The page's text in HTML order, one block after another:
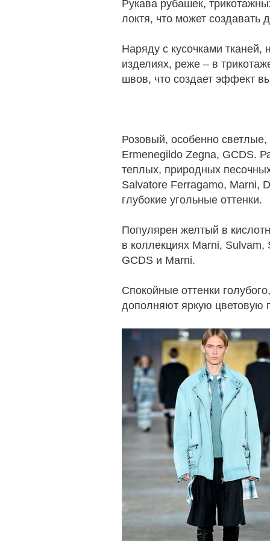
Рукава рубашек,
локтя, что может создавать
Наряду с кусочками
изделиях, реже – ​в
швов, что создает эффект
Розовый, особенно светлые,
Ermenegildo Zegna, GCDS.
теплых, природных
Salvatore Ferragamo, Marni,
глубокие угольные оттенки.
Популярен желтый в
в коллекциях Marni, Sulvam,
GCDS и Marni.
Спокойные оттенки
дополняют яркую цветовую